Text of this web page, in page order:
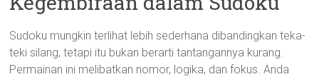
Sudoku mungkin terlihat lebih sederhana dibandingkan teka-
teki silang, tetapi itu bukan berarti tantangannya kurang.
Permainan ini melibatkan nomor, logika, dan fokus. Anda